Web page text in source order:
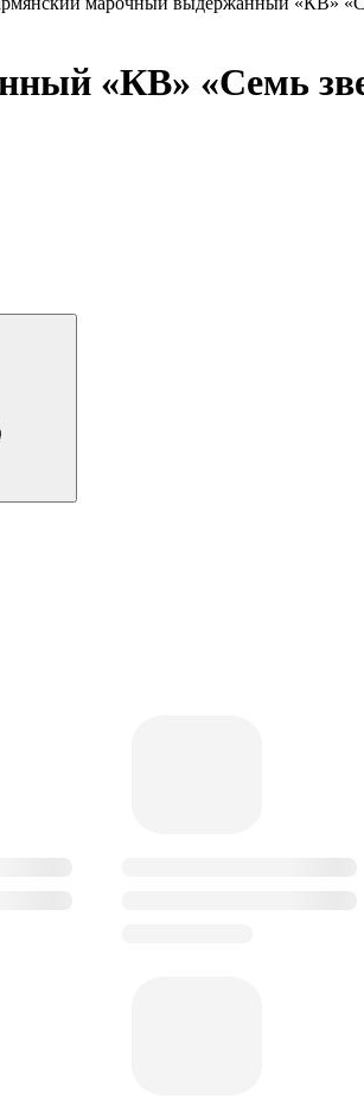
«КВ» «Семь